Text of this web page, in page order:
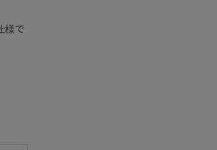
様で